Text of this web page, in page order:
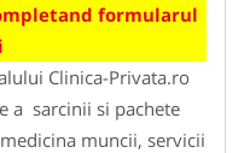
formularul
Clinica-Privata.ro
a sarcinii si pachete
muncii, servicii